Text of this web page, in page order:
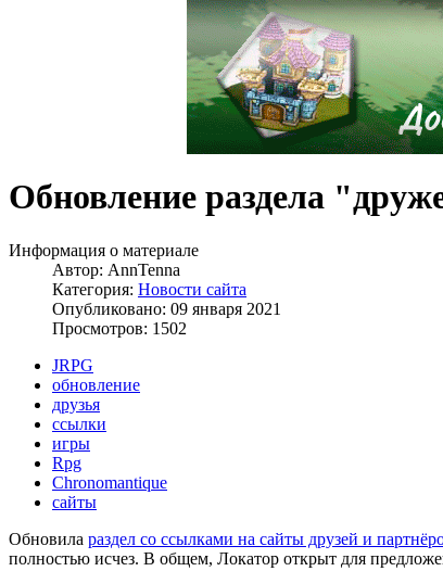
Обновление раздела
Информация о материале
Автор: AnnTenna
Категория: Новости сайта
Опубликовано: 09 января 2021
Просмотров: 1502
JRPG
обновление
друзья
ссылки
игры
Rpg
Chronomantique
сайты
Обновила раздел со ссылками на сайты друзей и
полностью исчез. В общем, Локатор открыт для